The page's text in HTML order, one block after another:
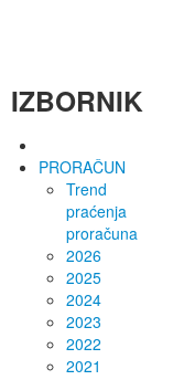
IZBORNIK
PRORAČUN
Trend
praćenja
proračuna
2026
2025
2024
2023
2022
2021